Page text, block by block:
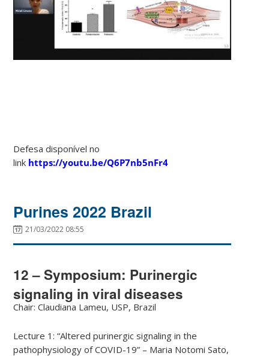
Defesa disponível no
link https://youtu.be/Q6P7nb5nFr4
Purines 2022 Brazil
21/03/2022 08:55
12 – Symposium: Purinergic
signaling in viral diseases
Chair: Claudiana Lameu, USP, Brazil
Lecture 1: “Altered purinergic signaling in the
pathophysiology of COVID-19” – Maria Notomi Sato,